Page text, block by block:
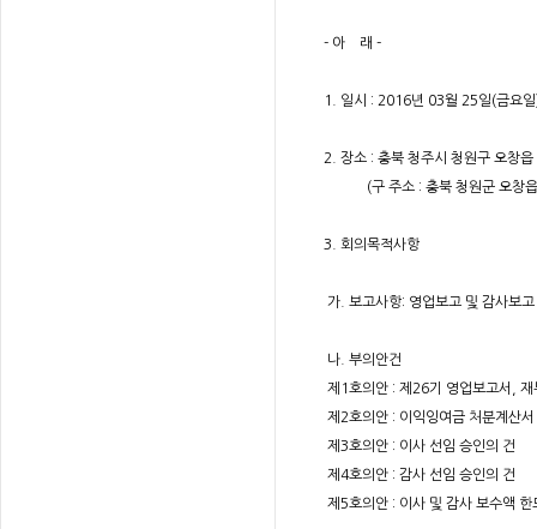
- 아 래 -
1. 일시 : 2016년 03월 25일(금요
2. 장소 : 충북 청주시 청원구 오창
(구 주소 : 충북 청원군 오창읍
3. 회의목적사항
가. 보고사항: 영업보고 및 감사보고
나. 부의안건
제1호의안 : 제26기 영업보고서, 재
제2호의안 : 이익잉여금 처분계산
제3호의안 : 이사 선임 승인의 건
제4호의안 : 감사 선임 승인의 건
제5호의안 : 이사 및 감사 보수액 한